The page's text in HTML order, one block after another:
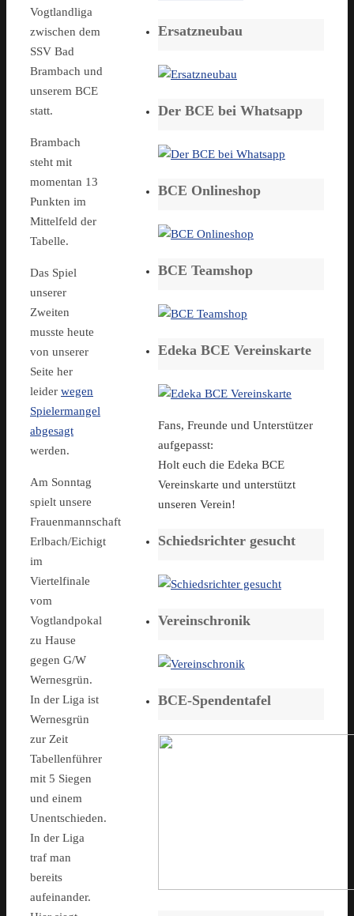
Vogtlandliga
zwischen dem
SSV Bad
Brambach und
unserem BCE
statt.
Brambach
steht mit
momentan 13
Punkten im
Mittelfeld der
Tabelle.
Das Spiel
unserer
Zweiten
musste heute
von unserer
Seite her
leider wegen
Spielermangel
abgesagt
werden.
Am Sonntag
spielt unsere
Frauenmannschaft
Erlbach/Eichigt
im
Viertelfinale
vom
Vogtlandpokal
zu Hause
gegen G/W
Wernesgrün.
In der Liga ist
Wernesgrün
zur Zeit
Tabellenführer
mit 5 Siegen
und einem
Unentschieden.
In der Liga
traf man
bereits
aufeinander.
Ersatzneubau
Der BCE bei Whatsapp
BCE Onlineshop
BCE Teamshop
Edeka BCE Vereinskarte
Fans, Freunde und Unterstützer
aufgepasst:
Holt euch die Edeka BCE
Vereinskarte und unterstützt
unseren Verein!
Schiedsrichter gesucht
Vereinschronik
BCE-Spendentafel